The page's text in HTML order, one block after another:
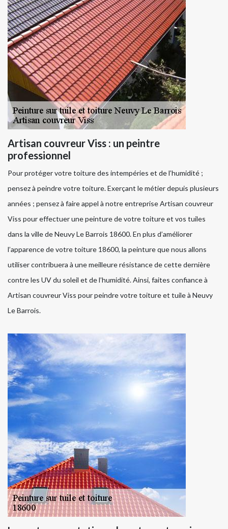
Artisan couvreur Viss : un peintre
professionnel
Pour protéger votre toiture des intempéries et de l’humidité ;
pensez à peindre votre toiture. Exerçant le métier depuis plusieurs
années ; pensez à faire appel à notre entreprise Artisan couvreur
Viss pour effectuer une peinture de votre toiture et vos tuiles
dans la ville de Neuvy Le Barrois 18600. En plus d’améliorer
l’apparence de votre toiture 18600, la peinture que nous allons
utiliser contribuera à une meilleure résistance de cette dernière
contre les UV du soleil et de l’humidité. Ainsi, faites confiance à
Artisan couvreur Viss pour peindre votre toiture et tuile à Neuvy
Le Barrois.